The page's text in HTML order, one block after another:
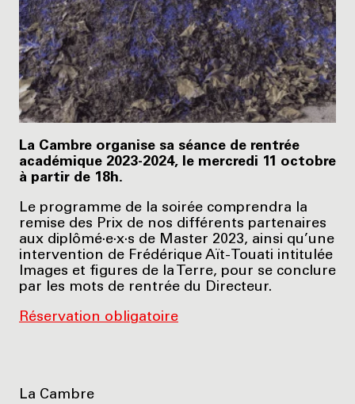
La Cambre organise sa séance de rentrée
académique 2023-2024, le mercredi 11 octobre
à partir de 18h.
Le programme de la soirée comprendra la
remise des Prix de nos différents partenaires
aux diplômé·e·x·s de Master 2023, ainsi qu’une
intervention de Frédérique Aït-Touati intitulée
Images et figures de la Terre, pour se conclure
par les mots de rentrée du Directeur.
Réservation obligatoire
La Cambre